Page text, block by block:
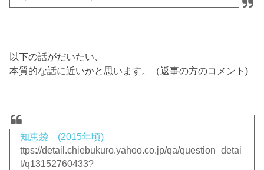
以下の話がだいたい、
本質的な話に近いかと思います。（返事の方のコメント)
知恵袋 (2015年頃)
ttps://detail.chiebukuro.yahoo.co.jp/qa/question_detai
l/q13152760433?